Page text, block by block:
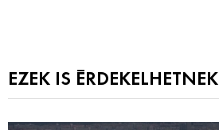
EZEK IS ÉRDEKELHETNEK